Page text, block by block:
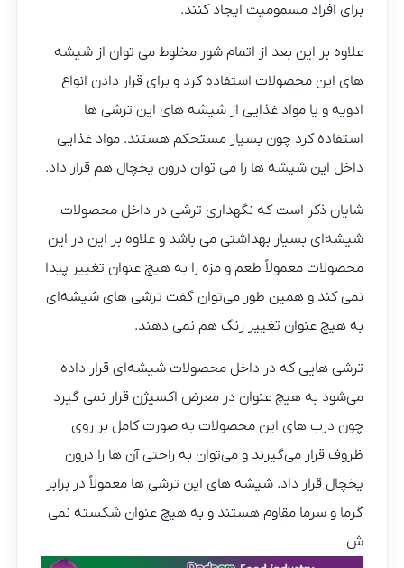
برای افراد مسمومیت ایجاد کنند.
علاوه بر این بعد از اتمام شور مخلوط می توان از شیشه‌
های این محصولات استفاده کرد و برای قرار دادن انواع
ادویه و یا مواد غذایی از شیشه‌ های این ترشی ها
استفاده کرد چون بسیار مستحکم هستند. مواد غذایی
داخل این شیشه ها را می توان درون یخچال هم قرار داد.
شایان ذکر است که نگهداری ترشی در داخل محصولات
شیشه‌ای بسیار بهداشتی می باشد و علاوه بر این در این
محصولات معمولاً طعم و مزه را به هیچ عنوان تغییر پیدا
نمی کند و همین طور می‌توان گفت ترشی های شیشه‌ای
به هیچ عنوان تغییر رنگ هم نمی دهند.
ترشی هایی که در داخل محصولات شیشه‌ای قرار داده
می‌شود به هیچ عنوان در معرض اکسیژن قرار نمی گیرد
چون درب های این محصولات به صورت کامل بر روی
ظروف قرار می‌گیرند و می‌توان به راحتی آن ها را درون
یخچال قرار داد. شیشه های این ترشی ها معمولاً در برابر
گرما و سرما مقاوم هستند و به هیچ عنوان شکسته نمی
ش